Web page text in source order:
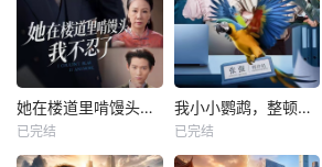
她在楼道里啃馒头，我不忍了
已完结
我小小鹦鹉，整顿职场一把好手
已完结